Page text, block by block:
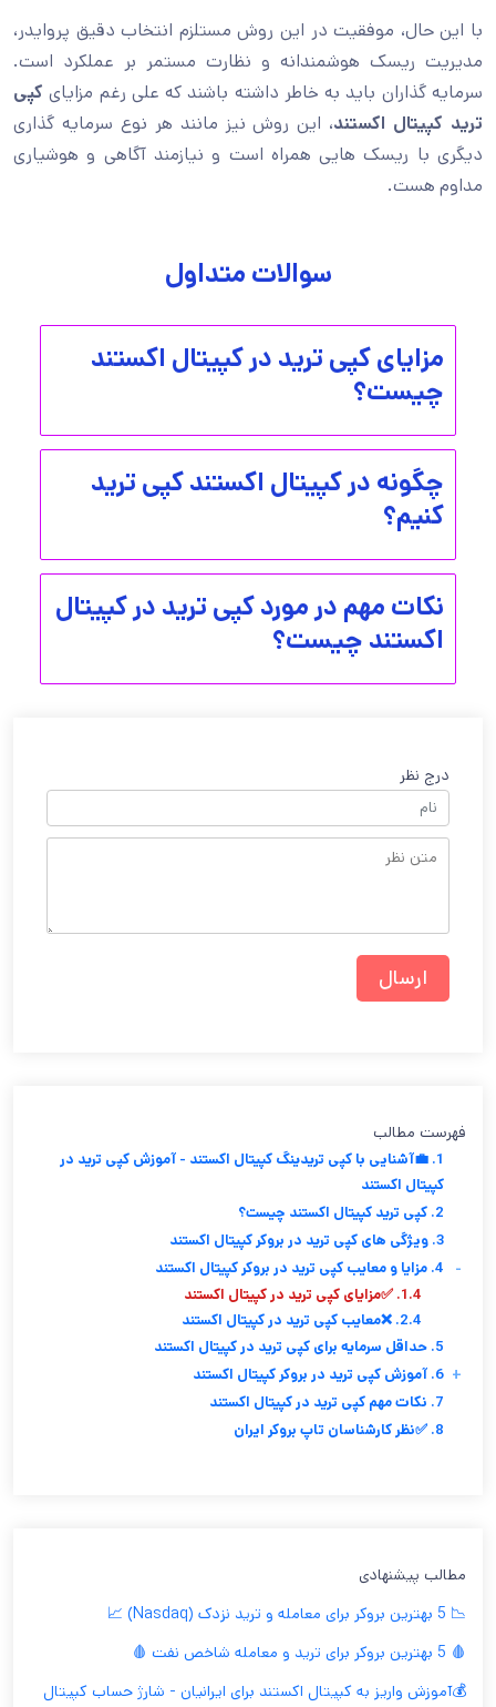
با این حال، موفقیت در این روش مستلزم انتخاب دقیق پروایدر،
مدیریت ریسک هوشمندانه و نظارت مستمر بر عملکرد است.
سرمایه گذاران باید به خاطر داشته باشند که علی رغم مزایای کپی
ترید کپیتال اکستند، این روش نیز مانند هر نوع سرمایه گذاری
دیگری با ریسک هایی همراه است و نیازمند آگاهی و هوشیاری
مداوم هست.
سوالات متداول
مزایای کپی ترید در کپیتال اکستند
چیست؟
چگونه در کپیتال اکستند کپی ترید
کنیم؟
نکات مهم در مورد کپی ترید در کپیتال
اکستند چیست؟
درج نظر
فهرست مطالب
1. 💼آشنایی با کپی تریدینگ کپیتال اکستند - آموزش کپی ترید در
کپیتال اکستند
2. کپی ترید کپیتال اکستند چیست؟
3. ویژگی های کپی ترید در بروکر کپیتال اکستند
4. مزایا و معایب کپی ترید در بروکر کپیتال اکستند
-
1.4. ✅مزایای کپی ترید در کپیتال اکستند
2.4. ❌معایب کپی ترید در کپیتال اکستند
5. حداقل سرمایه برای کپی ترید در کپیتال اکستند
6. آموزش کپی ترید در بروکر کپیتال اکستند +
7. نکات مهم کپی ترید در کپیتال اکستند
8. ✅نظر کارشناسان تاپ بروکر ایران
مطالب پیشنهادی
📉 5 بهترین بروکر برای معامله و ترید نزدک (Nasdaq) 📈
🩸 5 بهترین بروکر برای ترید و معامله شاخص نفت 🩸
💰آموزش واریز به کپیتال اکستند برای ایرانیان - شارژ حساب کپیتال